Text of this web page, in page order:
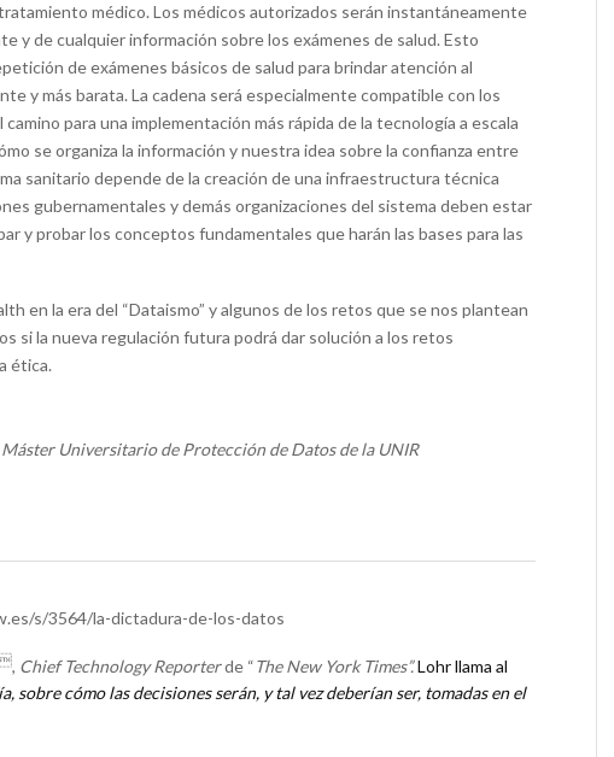
médico. Los médicos autorizados serán instantáneamente
y de cualquier información sobre los exámenes de salud. Esto
de exámenes básicos de salud para brindar atención al
y más barata. La cadena será especialmente compatible con los
para una implementación más rápida de la tecnología a escala
se organiza la información y nuestra idea sobre la confianza entre
sanitario depende de la creación de una infraestructura técnica
gubernamentales y demás organizaciones del sistema deben estar
y probar los conceptos fundamentales que harán las bases para las
en la era del “Dataismo” y algunos de los retos que se nos plantean
si la nueva regulación futura podrá dar solución a los retos
ética.
Universitario de Protección de Datos de la UNIR
s/3564/la-dictadura-de-los-datos
, Chief Technology Reporterde “The New York Times”.Lohr llama al
sobre cómo las decisiones serán, y tal vez deberían ser, tomadas en el